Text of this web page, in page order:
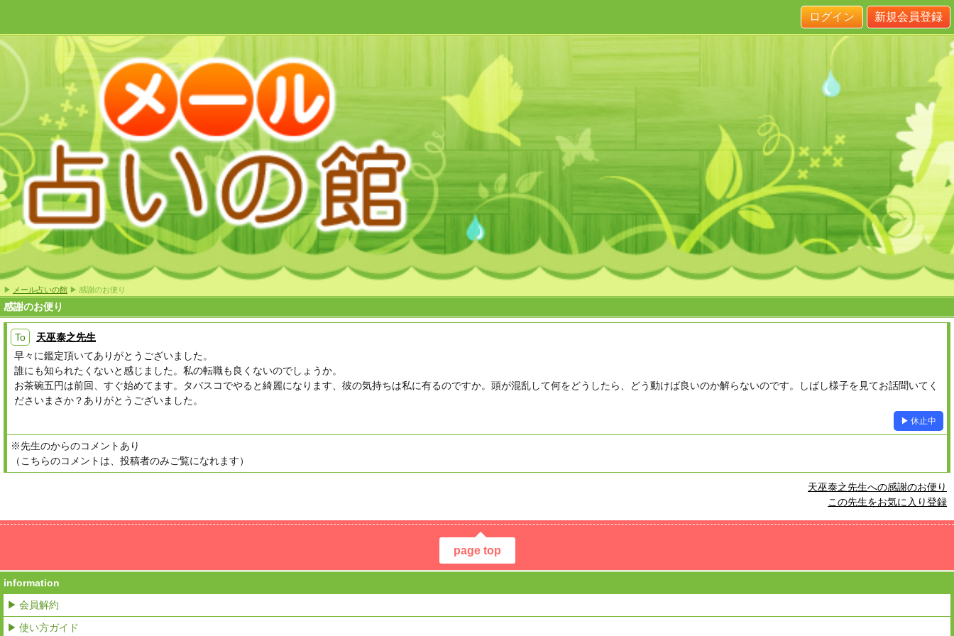
ログイン 新規会員登録
▶ メール占いの館 ▶ 感謝のお便り
感謝のお便り
To
天巫泰之先生
早々に鑑定頂いてありがとうございました。
誰にも知られたくないと感じました。私の転職も良くないのでしょうか。
お茶碗五円は前回、すぐ始めてます。タバスコでやると綺麗になります、彼の気持ちは私に有るのですか。頭が混乱して何をどうしたら、どう動けば良いのか解らないのです。しばし様子を見てお話聞いてく
ださいまさか？ありがとうございました。
▶ 休止中
※先生のからのコメントあり
（こちらのコメントは、投稿者のみご覧になれます）
天巫泰之先生への感謝のお便り
この先生をお気に入り登録
page top
information
▶ 会員解約
▶ 使い方ガイド